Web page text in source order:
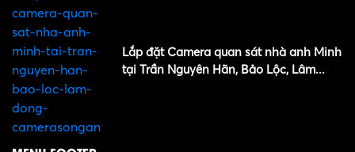
Lắp đặt Camera quan sát nhà anh Minh
tại Trần Nguyên Hãn, Bảo Lộc, Lâm...